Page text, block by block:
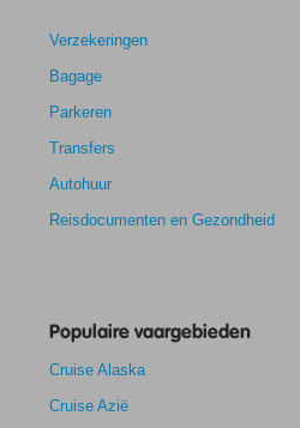
Verzekeringen
Bagage
Parkeren
Transfers
Autohuur
Reisdocumenten en Gezondheid
Populaire vaargebieden
Cruise Alaska
Cruise Azië